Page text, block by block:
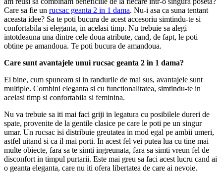
Care sa fie un rucsac geanta 2 in 1 dama. Nu-i asa ca suna tentant
aceasta idee? Sa te poti bucura de acest accesoriu simtindu-te si
confortabila si eleganta, in acelasi timp. Nu trebuie sa alegi
intotdeauna una dintre cele doua atribute, cand, de fapt, le poti
obtine pe amandoua. Te poti bucura de amandoua.
Care sunt avantajele unui rucsac geanta 2 in 1 dama?
Ei bine, cum spuneam si in randurile de mai sus, avantajele sunt
multiple. Combini eleganta si cu functionalitatea, simtindu-te in
acelasi timp si confortabila si feminina.
Nu va trebuie sa iti mai faci griji in legatura cu posibilele dureri de
spate, provenite de la gentile clasice pe care le poti pe un singur
umar. Un rucsac isi distribuie greutatea in mod egal pe ambii umeri,
astfel uitand si ca il mai porti. In acest fel vei putea lua cu tine mai
multe obiecte, fara sa te simti ingreunata, fara sa simti vreun fel de
disconfort in timpul purtarii. Este mai greu sa faci acest lucru cand ai
o geanta eleganta, care nu iti ofera libertatea de care ai nevoie.